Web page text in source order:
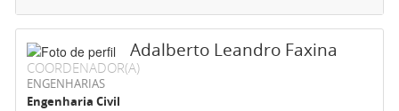
Adalberto Leandro Faxina
COORDENADOR(A)
ENGENHARIAS
Engenharia Civil